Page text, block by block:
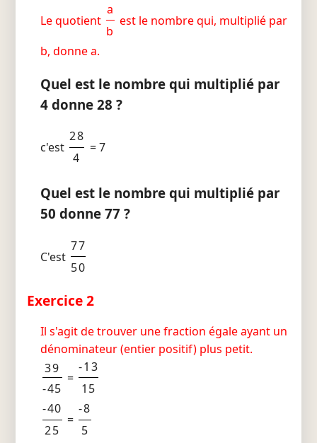
Le quotient
a
b
est le nombre qui, multiplié par
b, donne a.
Quel est le nombre qui multiplié par
4 donne 28 ?
c'est
28
4
= 7
Quel est le nombre qui multiplié par
50 donne 77 ?
C'est
77
50
Exercice 2
Il s'agit de trouver une fraction égale ayant un
dénominateur (entier positif) plus petit.
39
-45
=
-13
15
-40
25
=
-8
5